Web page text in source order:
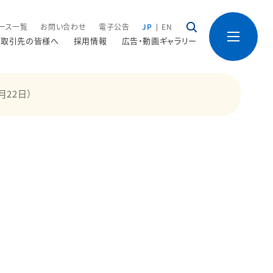
ス一覧 お問い合わせ 電子公告 JP EN
取引先の皆様へ 採用情報 広告・動画ギャラリー
日）